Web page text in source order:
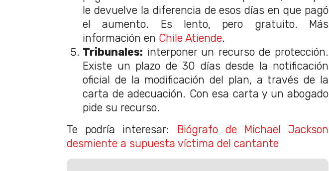
le devuelve la diferencia de esos días en que pagó
el aumento. Es lento, pero gratuito. Más
información en Chile Atiende.
Tribunales: interponer un recurso de protección.
Existe un plazo de 30 días desde la notificación
oficial de la modificación del plan, a través de la
carta de adecuación. Con esa carta y un abogado
pide su recurso.
Te podría interesar: Biógrafo de Michael Jackson
desmiente a supuesta víctima del cantante